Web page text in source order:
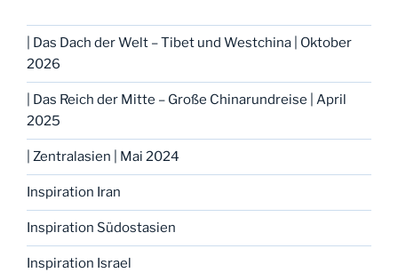
| Das Dach der Welt – Tibet und Westchina | Oktober
2026
| Das Reich der Mitte – Große Chinarundreise | April
2025
| Zentralasien | Mai 2024
Inspiration Iran
Inspiration Südostasien
Inspiration Israel